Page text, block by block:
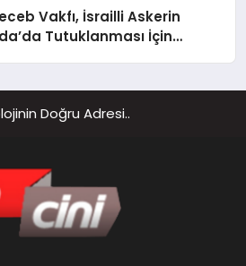
Vakfı, İsrailli Askerin
Tutuklanması İçin
Doğru Adresi..